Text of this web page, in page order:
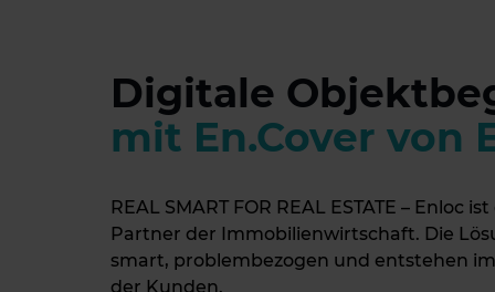
Digitale
mit En.Cover von
REAL SMART FOR REAL ESTATE – Enloc
Partner der Immobilienwirtschaft. Die
smart, problembezogen und entstehen
der Kunden.